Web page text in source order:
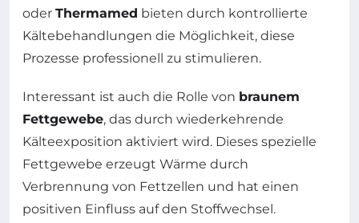
oder Thermamed bieten durch kontrollierte
Kältebehandlungen die Möglichkeit, diese
Prozesse professionell zu stimulieren.
Interessant ist auch die Rolle von braunem
Fettgewebe, das durch wiederkehrende
Kälteexposition aktiviert wird. Dieses spezielle
Fettgewebe erzeugt Wärme durch
Verbrennung von Fettzellen und hat einen
positiven Einfluss auf den Stoffwechsel.